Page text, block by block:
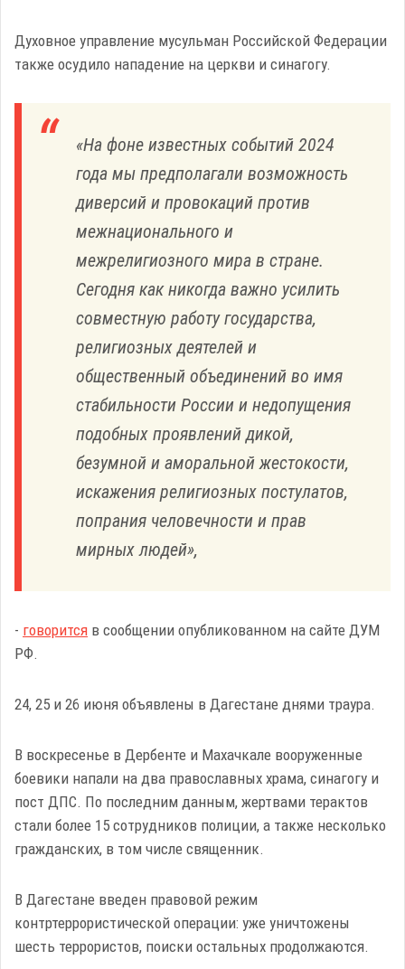
Духовное управление мусульман Российской Федерации
также осудило нападение на церкви и синагогу.
«На фоне известных событий 2024
года мы предполагали возможность
диверсий и провокаций против
межнационального и
межрелигиозного мира в стране.
Сегодня как никогда важно усилить
совместную работу государства,
религиозных деятелей и
общественный объединений во имя
стабильности России и недопущения
подобных проявлений дикой,
безумной и аморальной жестокости,
искажения религиозных постулатов,
попрания человечности и прав
мирных людей»,
- говорится в сообщении опубликованном на сайте ДУМ
РФ.
24, 25 и 26 июня объявлены в Дагестане днями траура​​​.
В воскресенье в Дербенте и Махачкале вооруженные
боевики напали на два православных храма, синагогу и
пост ДПС. По последним данным, жертвами терактов
стали более 15 сотрудников полиции, а также несколько
гражданских, в том числе священник.
В Дагестане введен правовой режим
контртеррористической операции: уже уничтожены
шесть террористов, поиски остальных продолжаются.